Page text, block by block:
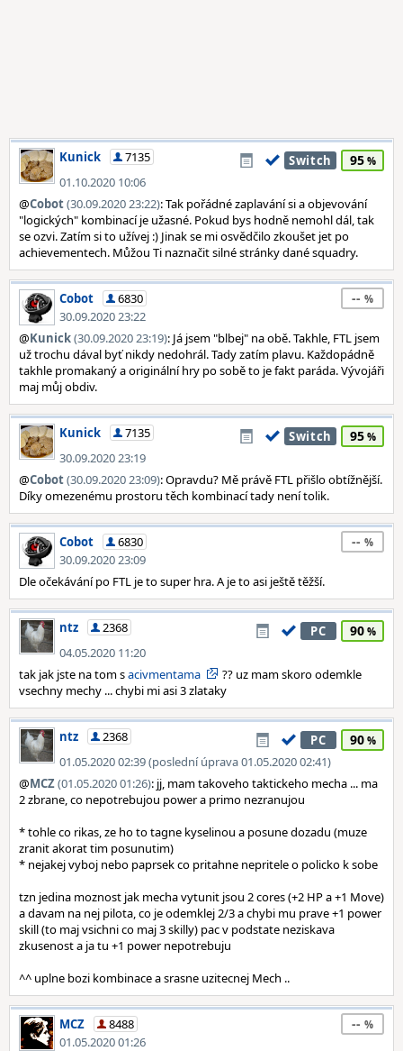
Kunick
7135
01.10.2020 10:06
Switch 95
@Cobot(30.09.2020 23:22): Tak pořádné zaplavání si a objevování
"logických" kombinací je užasné. Pokud bys hodně nemohl dál, tak
se ozvi. Zatím si to užívej :) Jinak se mi osvědčilo zkoušet jet po
achievementech. Můžou Ti naznačit silné stránky dané squadry.
Cobot
6830
30.09.2020 23:22
--
@Kunick(30.09.2020 23:19): Já jsem "blbej" na obě. Takhle, FTL jsem
už trochu dával byť nikdy nedohrál. Tady zatím plavu. Každopádně
takhle promakaný a originální hry po sobě to je fakt paráda. Vývojáři
maj můj obdiv.
Kunick
7135
30.09.2020 23:19
Switch 95
@Cobot(30.09.2020 23:09): Opravdu? Mě právě FTL přišlo obtížnější.
Díky omezenému prostoru těch kombinací tady není tolik.
Cobot
6830
30.09.2020 23:09
--
Dle očekávání po FTL je to super hra. A je to asi ještě těžší.
ntz
2368
04.05.2020 11:20
PC 90
tak jak jste na tom sacivmentama
?? uz mam skoro odemkle
vsechny mechy ... chybi mi asi 3 zlataky
ntz
2368
01.05.2020 02:39 (poslední úprava 01.05.2020 02:41)
PC 90
@MCZ(01.05.2020 01:26): jj, mam takoveho taktickeho mecha ... ma
2 zbrane, co nepotrebujou power a primo nezranujou
* tohle co rikas, ze ho to tagne kyselinou a posune dozadu (muze
zranit akorat tim posunutim)
* nejakej vyboj nebo paprsek co pritahne nepritele o policko k sobe
tzn jedina moznost jak mecha vytunit jsou 2 cores (+2 HP a +1 Move)
a davam na nej pilota, co je odemklej 2/3 a chybi mu prave +1 power
skill (to maj vsichni co maj 3 skilly) pac v podstate neziskava
zkusenost a ja tu +1 power nepotrebuju
^^ uplne bozi kombinace a srasne uzitecnej Mech ..
MCZ
8488
01.05.2020 01:26
--